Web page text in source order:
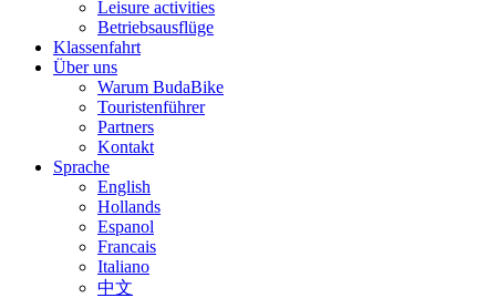
Leisure activities
Betriebsausflüge
Klassenfahrt
Über uns
Warum BudaBike
Touristenführer
Partners
Kontakt
Sprache
English
Hollands
Espanol
Francais
Italiano
中文